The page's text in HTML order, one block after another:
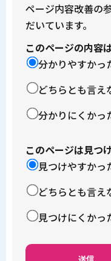
ページ内容改善の
だいています。
このページの内容
分かりやすかっ
どちらとも言え
分かりにくかっ
このページは見つ
見つけやすかっ
どちらとも言え
見つけにくかっ